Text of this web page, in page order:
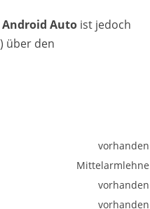
Android Auto ist jedoch
über den
vorhanden
Mittelarmlehne
vorhanden
vorhanden